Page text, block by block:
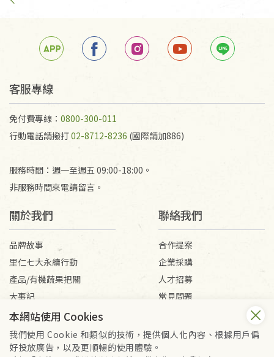
客服專線
免付費專線： 0800-300-011
行動電話請撥打02-8712-8236 (國際請加886)
服務時間：週一至週五 09:00-18:00。
非服務時間來電請留言。
關於我們
品牌故事
里仁七大永續行動
產品/有機蔬果把關
大事記
媒體報導
聯絡我們
合作提案
企業採購
人才招募
常見問題
本網站使用 Cookies
我們使用 Cookie 和類似的技術，提供個人化內容、根據用戶偏
好投放廣告，以及更順暢的使用體驗。